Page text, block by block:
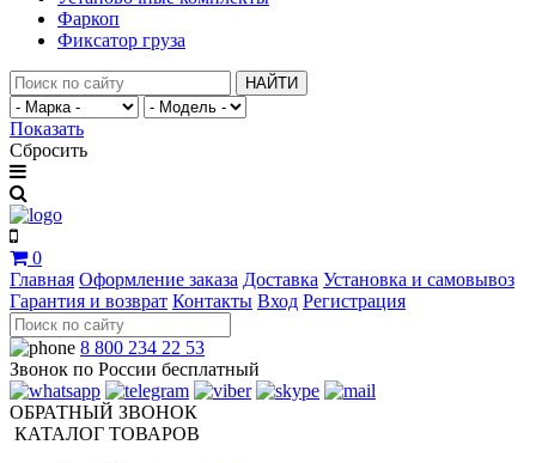
Фаркоп
Фиксатор груза
НАЙТИ
Показать
Сбросить
0
Главная Оформление заказа Доставка Установка и самовывоз
Гарантия и возврат Контакты Вход Регистрация
8 800 234 22 53
Звонок по России бесплатный
ОБРАТНЫЙ ЗВОНОК
КАТАЛОГ ТОВАРОВ